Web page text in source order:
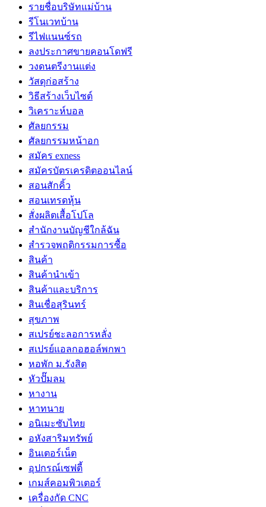
รายชื่อบริษัทแม่บ้าน
รีโนเวทบ้าน
รีไฟแนนซ์รถ
ลงประกาศขายคอนโดฟรี
วงดนตรีงานแต่ง
วัสดุก่อสร้าง
วิธีสร้างเว็บไซต์
วิเคราะห์บอล
ศัลยกรรม
ศัลยกรรมหน้าอก
สมัคร exness
สมัครบัตรเครดิตออนไลน์
สอนสักคิ้ว
สอนเทรดหุ้น
สั่งผลิตเสื้อโปโล
สำนักงานบัญชีใกล้ฉัน
สำรวจพฤติกรรมการซื้อ
สินค้า
สินค้านำเข้า
สินค้าและบริการ
สินเชื่อสุรินทร์
สุขภาพ
สเปรย์ชะลอการหลั่ง
สเปรย์แอลกอฮอล์พกพา
หอพัก ม.รังสิต
หัวปั๊มลม
หางาน
หาทนาย
อนิเมะซับไทย
อหังสาริมทรัพย์
อินเตอร์เน็ต
อุปกรณ์เซฟตี้
เกมส์คอมพิวเตอร์
เครื่องกัด CNC